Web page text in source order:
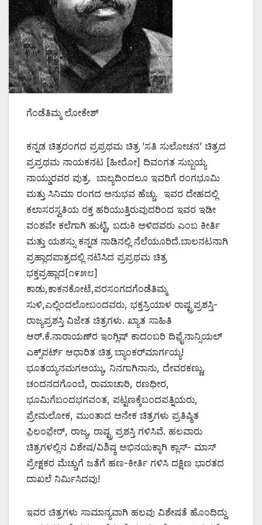
ಗೆಂಡೆತಿಮ್ಮ ಲೋಕೇಶ್
ಕನ್ನಡ ಚಿತ್ರರಂಗದ ಪ್ರಪ್ರಥಮ ಚಿತ್ರ ’ಸತಿ ಸುಲೋಚನ’ ಚಿತ್ರದ
ಪ್ರಪ್ರಥಮ ನಾಯಕನಟ [ಹೀರೋ] ದಿವಂಗತ ಸುಬ್ಬಯ್ಯ
ನಾಯ್ಡುರವರ ಪುತ್ರ. ಬಾಲ್ಯದಿಂದಲೂ ಇವರಿಗೆ ರಂಗಭೂಮಿ
ಮತ್ತು ಸಿನಿಮಾ ರಂಗದ ಅನುಭವ ಹೆಚ್ಚು. ಇವರ ದೇಹದಲ್ಲಿ
ಕಲಾಸರಸ್ವತಿಯ ರಕ್ತ ಹರಿಯುತ್ತಿರುವುದರಿಂದ ಇವರ ಇಡೀ
ವಂಶವೇ ಕಲೆಗಾಗಿ ಹುಟ್ಟಿ, ಬದುಕಿ ಅಳಿದವರು ಎಂಬ ಕೀರ್ತಿ
ಮತ್ತು ಯಶಸ್ಸು ಕನ್ನಡ ನಾಡಿನಲ್ಲಿ ನೆಲೆಯೂರಿದೆ.ಬಾಲನಟನಾಗಿ
ಪ್ರಹ್ಲಾದಪಾತ್ರದಲ್ಲಿ ನಟಿಸಿದ ಪ್ರಪ್ರಥಮ ಚಿತ್ರ
ಭಕ್ತಪ್ರಹ್ಲಾದ[೧೯೫೮]
ಕಾಡು,ಕಾಕನಕೋಟೆ,ಪರಸಂಗದಗೆಂಡೆತಿಮ್ಮ
ಸುಳಿ,ಎಲ್ಲಿಂದಲೋಬಂದವರು, ಭಕ್ತಸ್ರಿಯಾಳ ರಾಷ್ಟ್ರಪ್ರಶಸ್ತಿ-
ರಾಜ್ಯಪ್ರಶಸ್ತಿ ವಿಜೇತ ಚಿತ್ರಗಳು. ಖ್ಯಾತ ಸಾಹಿತಿ
ಆರ್.ಕೆ.ನಾರಾಯಣ್‌ರ ಇಂಗ್ಲಿಷ್ ಕಾದಂಬರಿ ದಿಫ಼ೈನಾನ್ಸಿಯಲ್
ಎಕ್ಸ್‌ಪರ್ಟ್ ಆಧಾರಿತ ಚಿತ್ರ ಬ್ಯಾಂಕರ್‌ಮಾರ್ಗಯ್ಯ!
ಭೂತಯ್ಯನಮಗಅಯ್ಯು, ನಿನಗಾಗಿನಾನು, ದೇವರಕಣ್ಣು,
ಚಂದನದಗೊಂಬೆ, ರಾಮಾಚಾರಿ, ರಣಧೀರ,
ಭೂಮಿಗೆಬಂದಭಗವಂತ, ಪಟ್ಟಣಕ್ಕೆಬಂದಪತ್ನಿಯರು,
ಪ್ರೇಮಲೋಕ, ಮುಂತಾದ ಅನೇಕ ಚಿತ್ರಗಳು ಪ್ರತಿಷ್ಠಿತ
ಫ಼ಿಲಂಫ಼ೇರ್, ರಾಜ್ಯ, ರಾಷ್ಟ್ರ ಪ್ರಶಸ್ತಿ ಗಳಿಸಿವೆ. ಹಲವಾರು
ಚಿತ್ರಗಳಲ್ಲಿನ ವಿಶೇಷ/ವಿಶಿಷ್ಠ ಅಭಿನಯಕ್ಕಾಗಿ ಕ್ಲಾಸ್- ಮಾಸ್
ಪ್ರೇಕ್ಷಕರ ಮೆಚ್ಚುಗೆ ಜತೆಗೆ ಹಣ-ಕೀರ್ತಿ ಗಳಿಸಿ ದಕ್ಷಿಣ ಭಾರತದ
ದಾಖಲೆ ನಿರ್ಮಿಸಿದವು!
ಇವರ ಚಿತ್ರಗಳು ಸಾಮಾನ್ಯವಾಗಿ ಹಲವು ವಿಶೇಷತೆ ಹೊಂದಿದ್ದು